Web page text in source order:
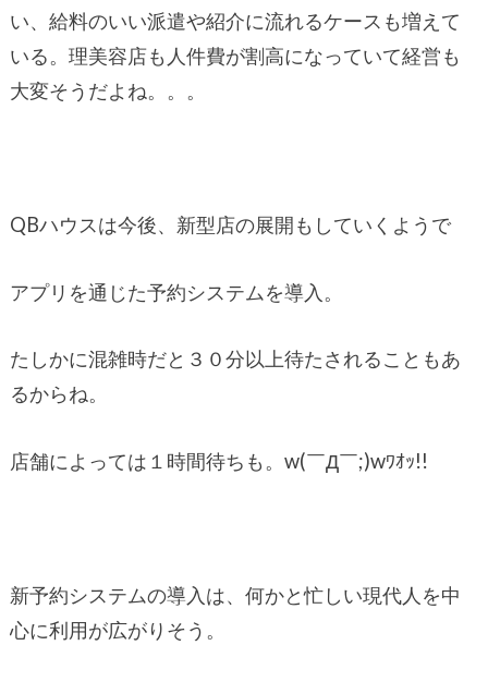
い、給料のいい派遣や紹介に流れるケースも増えて
いる。理美容店も人件費が割高になっていて経営も
大変そうだよね。。。
QBハウスは今後、新型店の展開もしていくようで
アプリを通じた予約システムを導入。
たしかに混雑時だと３０分以上待たされることもあ
るからね。
店舗によっては１時間待ちも。w(￣Д￣;)wﾜｵｯ!!
新予約システムの導入は、何かと忙しい現代人を中
心に利用が広がりそう。